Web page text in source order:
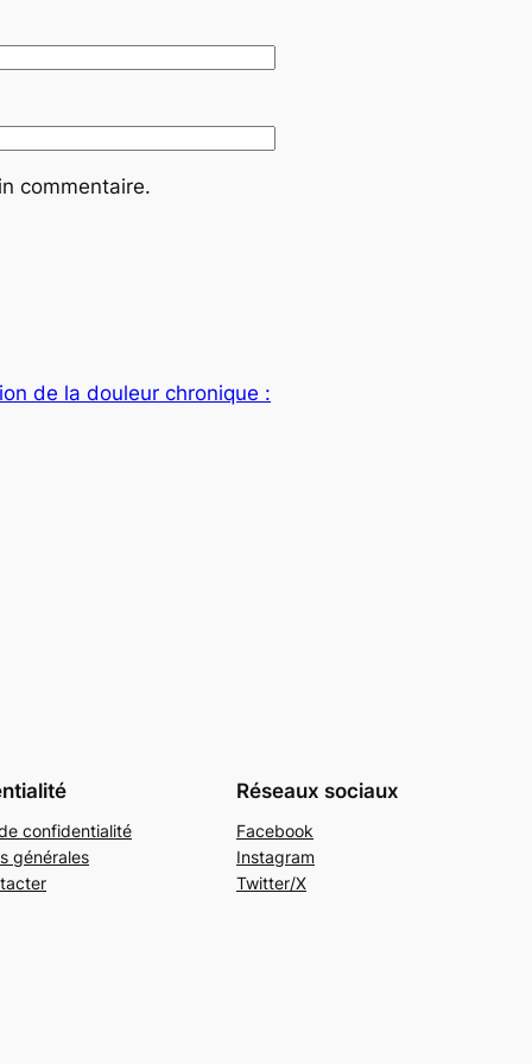
commentaire.
de la douleur chronique :
confidentialité
générales
Réseaux sociaux
Facebook
Instagram
Twitter/X